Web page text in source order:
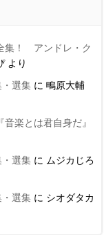
集！ アンドレ・ク
より
選集 に 鴫原大輔
楽とは君自身だ』
選集 に ムジカじろ
選集 に シオダタカ